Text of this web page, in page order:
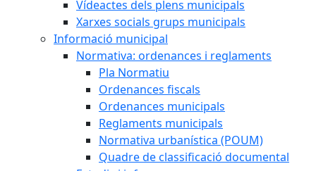
Vídeactes dels plens municipals
Xarxes socials grups municipals
Informació municipal
Normativa: ordenances i reglaments
Pla Normatiu
Ordenances fiscals
Ordenances municipals
Reglaments municipals
Normativa urbanística (POUM)
Quadre de classificació documental